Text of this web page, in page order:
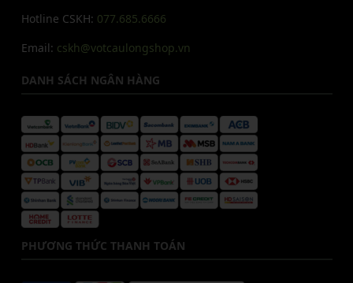
Hotline CSKH: 077.685.6666
Email: cskh@votcaulongshop.vn
DANH SÁCH NGÂN HÀNG
PHƯƠNG THỨC THANH TOÁN